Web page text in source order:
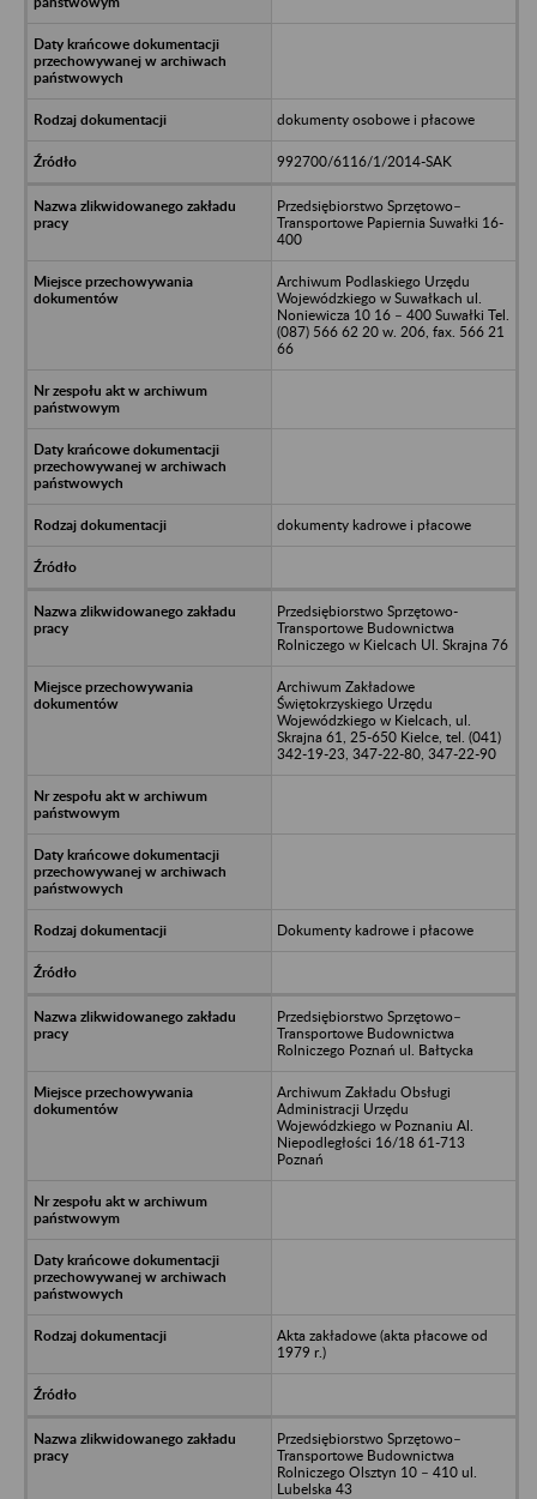
dokumenty osobowe i płacowe
992700/6116/1/2014-SAK
Przedsiębiorstwo Sprzętowo–
Transportowe Papiernia Suwałki 16-
400
Archiwum Podlaskiego Urzędu
Wojewódzkiego w Suwałkach ul.
Noniewicza 10 16 – 400 Suwałki Tel.
(087) 566 62 20 w. 206, fax. 566 21
66
dokumenty kadrowe i płacowe
Przedsiębiorstwo Sprzętowo-
Transportowe Budownictwa
Rolniczego w Kielcach Ul. Skrajna 76
Archiwum Zakładowe
Świętokrzyskiego Urzędu
Wojewódzkiego w Kielcach, ul.
Skrajna 61, 25-650 Kielce, tel. (041)
342-19-23, 347-22-80, 347-22-90
Dokumenty kadrowe i płacowe
Przedsiębiorstwo Sprzętowo–
Transportowe Budownictwa
Rolniczego Poznań ul. Bałtycka
Archiwum Zakładu Obsługi
Administracji Urzędu
Wojewódzkiego w Poznaniu Al.
Niepodległości 16/18 61-713
Poznań
Akta zakładowe (akta płacowe od
1979 r.)
Przedsiębiorstwo Sprzętowo–
Transportowe Budownictwa
Rolniczego Olsztyn 10 – 410 ul.
Lubelska 43